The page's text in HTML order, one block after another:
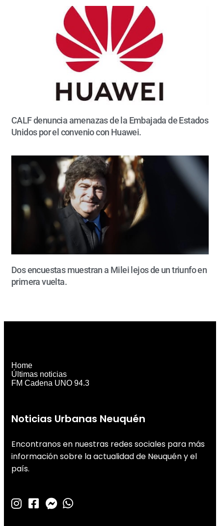
CALF denuncia amenazas de la Embajada de Estados
Unidos por el convenio con Huawei.
Dos encuestas muestran a Milei lejos de un triunfo en
primera vuelta.
Noticias Urbanas Neuquén
Encontranos en nuestras redes sociales para más
información sobre la actualidad de Neuquén y el
país.
Home
Últimas noticias
FM Cadena UNO 94.3